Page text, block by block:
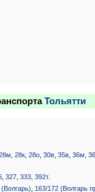
Тольятти
,28к ,28о ,30в ,35в ,36м ,
,327 ,333 ,392т.
163/172 (Волгарь